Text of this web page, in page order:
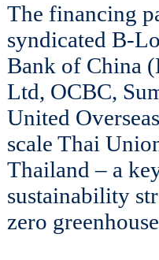
The financing
syndicated B-
Bank of China
Ltd, OCBC,
United
scale Thai
Thailand – a
sustainability
zero